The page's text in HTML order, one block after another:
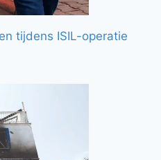
tijdens ISIL-operatie